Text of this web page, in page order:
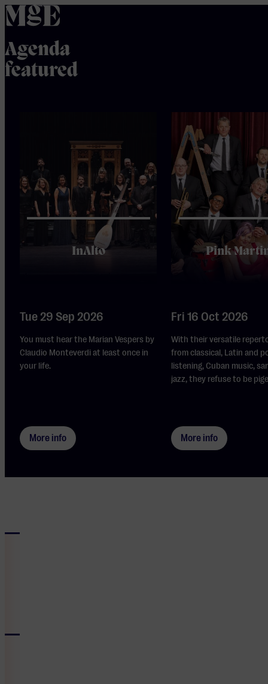
home
Agenda
featured
InAlto
Tue 29 Sep 2026
You must hear the Marian Vespers by
Claudio Monteverdi at least once in
your life.
More info
Pink
Fri 16 Oct 2026
With their versatile
from classical, Latin and
listening, Cuban music,
jazz, they refuse to be
More info